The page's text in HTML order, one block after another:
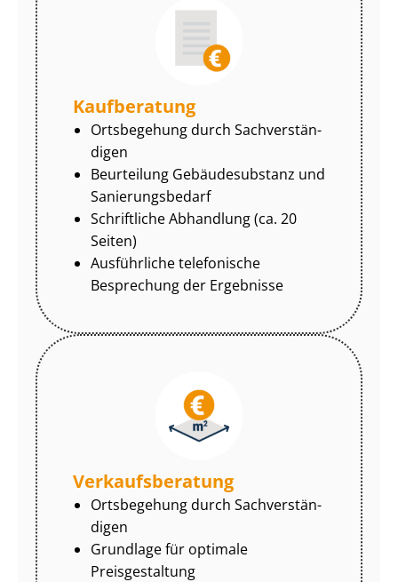
Kaufberatung
Ortsbegehung durch Sach­ver­stän­
di­gen
Beurteilung Gebäudesubstanz und
Sa­nie­rungs­be­darf
Schriftliche Abhandlung (ca. 20
Seiten)
Ausführliche telefonische
Besprechung der Ergebnisse
Ver­kaufs­be­ra­tung
Ortsbegehung durch Sach­ver­stän­
di­gen
Grundlage für optimale
Preisgestaltung